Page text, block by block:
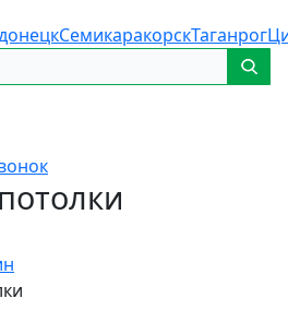
СемикаракорскТаганрог